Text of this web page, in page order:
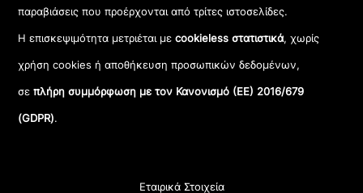
παραβιάσεις που προέρχονται από τρίτες ιστοσελίδες.
Η επισκεψιμότητα μετριέται μεcookieless στατιστικά, χωρίς
χρήση cookies ή αποθήκευση προσωπικών δεδομένων,
σεπλήρη συμμόρφωση με τον Κανονισμό (ΕΕ) 2016/679
(GDPR).
Εταιρικά Στοιχεία